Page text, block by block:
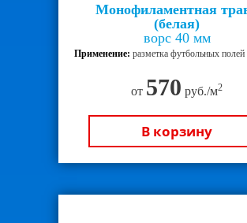
Монофиламентная
(белая)
ворс 40 мм
Применение: разметка футбольных полей
от 570 руб./м2
В корзину